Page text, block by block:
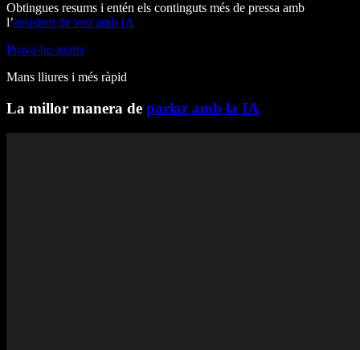
Obtingues resums i entén els continguts més de pressa amb
l’assistent de veu amb IA
Prova-ho gratis
Mans lliures i més ràpid
La millor manera de parlar amb la IA